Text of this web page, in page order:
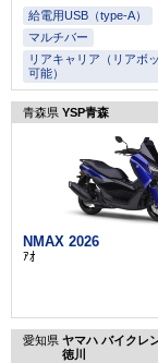
給電用USB（type-A）
マルチバー
リアキャリア（リアボ
可能）
青森県 YSP青森
NMAX 2026
ｱｵ
愛知県 ヤマハ バイクレ
徳川